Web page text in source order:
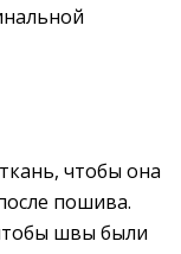
чтобы она
пошива.
швы были